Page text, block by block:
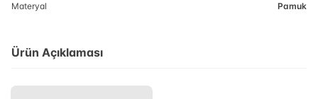
Materyal Pamuk
Ürün Açıklaması